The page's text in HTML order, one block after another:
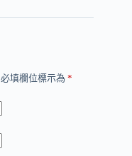
必填欄位標示為 *